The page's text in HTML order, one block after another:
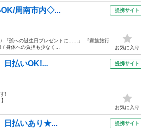
OK/周南市内◇...
『孫への誕生日プレゼントに……』 『家族旅行
身体への負担も少なく...
提携サイト
お気に入り
日払いOK!...
!
提携サイト
お気に入り
日払いあり★... 提携サイト